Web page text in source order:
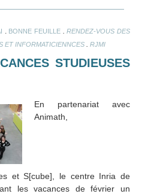
BONNE FEUILLE.RENDEZ-VOUS DES
ET INFORMATICIENNCES
RJMI
STUDIEUSES
En partenariat avec
Animath,
et S[cube], le centre Inria de
les vacances de février un